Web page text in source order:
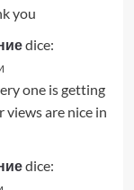
you
dice:
one is getting
views are nice in
dice: